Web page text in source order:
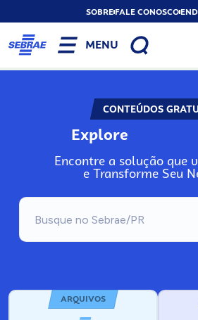
SOBREFALE CONOSCO
MENU
CONTEÚDOS
Explore
Encontre a solução que
e Transforme Seu
ARQUIVOS